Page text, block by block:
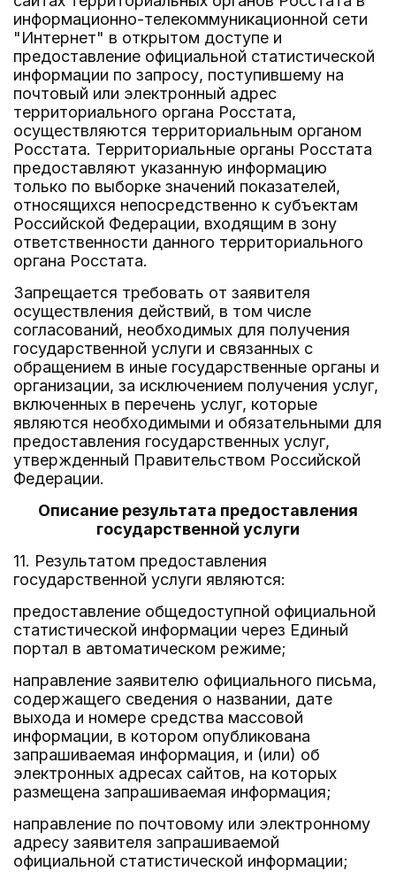
информационно-телекоммуникационной сети
"Интернет" в открытом доступе и
предоставление официальной статистической
информации по запросу, поступившему на
почтовый или электронный адрес
территориального органа Росстата,
осуществляются территориальным органом
Росстата. Территориальные органы Росстата
предоставляют указанную информацию
только по выборке значений показателей,
относящихся непосредственно к субъектам
Российской Федерации, входящим в зону
ответственности данного территориального
органа Росстата.
Запрещается требовать от заявителя
осуществления действий, в том числе
согласований, необходимых для получения
государственной услуги и связанных с
обращением в иные государственные органы и
организации, за исключением получения услуг,
включенных в перечень услуг, которые
являются необходимыми и обязательными для
предоставления государственных услуг,
утвержденный Правительством Российской
Федерации.
Описание результата предоставления
государственной услуги
11. Результатом предоставления
государственной услуги являются:
предоставление общедоступной официальной
статистической информации через Единый
портал в автоматическом режиме;
направление заявителю официального письма,
содержащего сведения о названии, дате
выхода и номере средства массовой
информации, в котором опубликована
запрашиваемая информация, и (или) об
электронных адресах сайтов, на которых
размещена запрашиваемая информация;
направление по почтовому или электронному
адресу заявителя запрашиваемой
официальной статистической информации;